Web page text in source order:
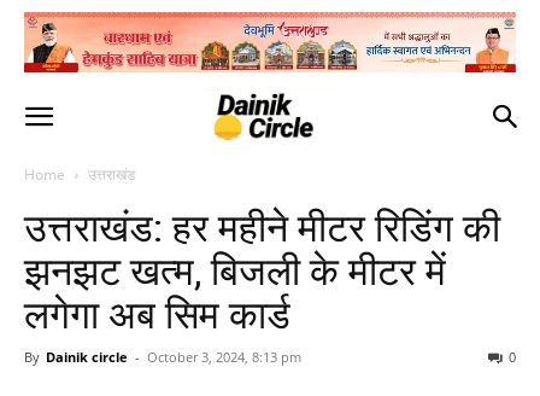
Home उत्तराखंड
उत्तराखंड: हर महीने मीटर रिडिंग की
झनझट खत्म, बिजली के मीटर में
लगेगा अब सिम कार्ड
By Dainik circle - October 3, 2024, 8:13 pm 0